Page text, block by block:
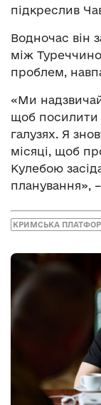
підкреслив
Водночас він
між
проблем,
«Ми
щоб посилити
галузях. Я
місяці, щоб
Кулебою
планування»,
КРИМСЬКА